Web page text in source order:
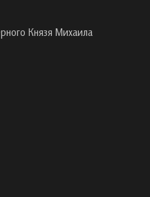
Князя Михаила